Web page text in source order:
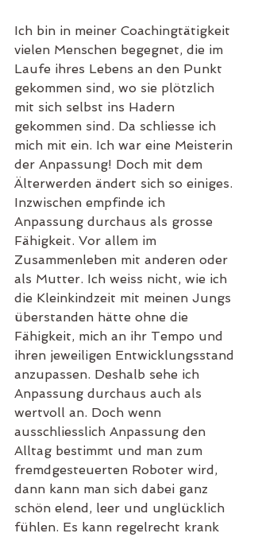
Ich bin in meiner Coachingtätigkeit
vielen Menschen begegnet, die im
Laufe ihres Lebens an den Punkt
gekommen sind, wo sie plötzlich
mit sich selbst ins Hadern
gekommen sind. Da schliesse ich
mich mit ein. Ich war eine Meisterin
der Anpassung! Doch mit dem
Älterwerden ändert sich so einiges.
Inzwischen empfinde ich
Anpassung durchaus als grosse
Fähigkeit. Vor allem im
Zusammenleben mit anderen oder
als Mutter. Ich weiss nicht, wie ich
die Kleinkindzeit mit meinen Jungs
überstanden hätte ohne die
Fähigkeit, mich an ihr Tempo und
ihren jeweiligen Entwicklungsstand
anzupassen. Deshalb sehe ich
Anpassung durchaus auch als
wertvoll an. Doch wenn
ausschliesslich Anpassung den
Alltag bestimmt und man zum
fremdgesteuerten Roboter wird,
dann kann man sich dabei ganz
schön elend, leer und unglücklich
fühlen. Es kann regelrecht krank